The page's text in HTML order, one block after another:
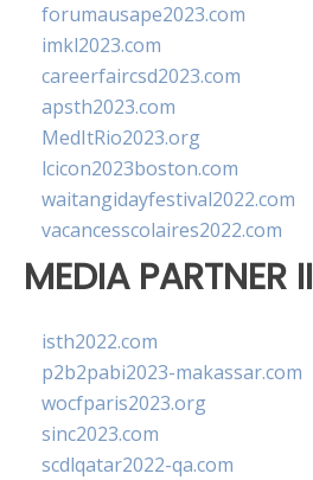
forumausape2023.com
imkl2023.com
careerfaircsd2023.com
apsth2023.com
MedItRio2023.org
lcicon2023boston.com
waitangidayfestival2022.com
vacancesscolaires2022.com
MEDIA PARTNER II
isth2022.com
p2b2pabi2023-makassar.com
wocfparis2023.org
sinc2023.com
scdlqatar2022-qa.com